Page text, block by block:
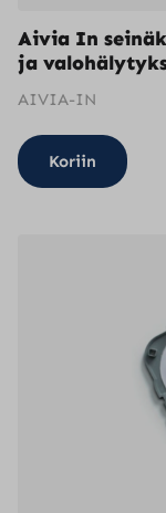
Aivia In
ja
AIVIA-IN
Koriin